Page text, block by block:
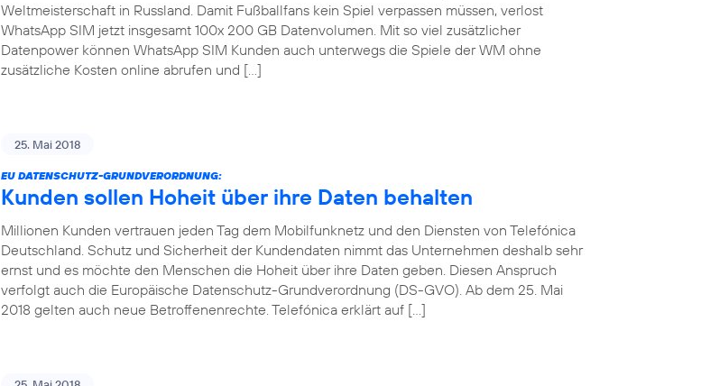
Weltmeisterschaft in Russland. Damit Fußballfans kein Spiel verpassen müssen, verlost
WhatsApp SIM jetzt insgesamt 100x 200 GB Datenvolumen. Mit so viel zusätzlicher
Datenpower können WhatsApp SIM Kunden auch unterwegs die Spiele der WM ohne
zusätzliche Kosten online abrufen und […]
25. Mai 2018
EU DATENSCHUTZ-GRUNDVERORDNUNG:
Kunden sollen Hoheit über ihre Daten behalten
Millionen Kunden vertrauen jeden Tag dem Mobilfunknetz und den Diensten von Telefónica
Deutschland. Schutz und Sicherheit der Kundendaten nimmt das Unternehmen deshalb sehr
ernst und es möchte den Menschen die Hoheit über ihre Daten geben. Diesen Anspruch
verfolgt auch die Europäische Datenschutz-Grundverordnung (DS-GVO). Ab dem 25. Mai
2018 gelten auch neue Betroffenenrechte. Telefónica erklärt auf […]